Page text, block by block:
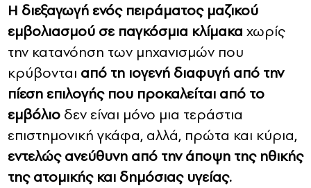
Η διεξαγωγή ενός πειράματος μαζικού
εμβολιασμού σε παγκόσμια κλίμακα χωρίς
την κατανόηση των μηχανισμών που
κρύβονται από τη ιογενή διαφυγή από την
πίεση επιλογής που προκαλείται από το
εμβόλιο δεν είναι μόνο μια τεράστια
επιστημονική γκάφα, αλλά, πρώτα και κύρια,
εντελώς ανεύθυνη από την άποψη της ηθικής
της ατομικής και δημόσιας υγείας.